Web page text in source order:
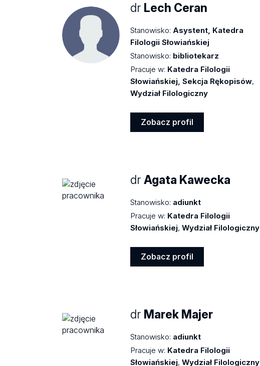
dr Lech Ceran
Stanowisko: Asystent, Katedra
Filologii Słowiańskiej
Stanowisko: bibliotekarz
Pracuje w: Katedra Filologii
Słowiańskiej, Sekcja Rękopisów,
Wydział Filologiczny
Zobacz profil
dr Agata Kawecka
Stanowisko: adiunkt
Pracuje w: Katedra Filologii
Słowiańskiej, Wydział Filologiczny
Zobacz profil
dr Marek Majer
Stanowisko: adiunkt
Pracuje w: Katedra Filologii
Słowiańskiej, Wydział Filologiczny